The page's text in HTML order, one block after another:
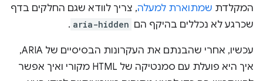
המקלדת שמתוארת למעלה, צריך לוודא שגם החלקים בדף
שכרגע לא נכללים בהיקף הם aria-hidden
.
עכשיו, אחרי שהבנתם את העקרונות הבסיסיים של ARIA,
איך היא פועלת עם סמנטיקה של HTML מקורי ואיך אפשר